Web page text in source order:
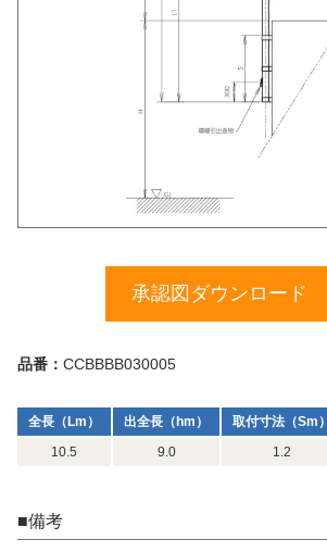
承認図ダウンロード
品番： CCBBBB030005
全長（Lm） 出全長（hm） 取付寸法（Sm）
10.5
9.0 1.2
■備考